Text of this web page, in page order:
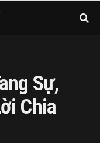
Sự,
Chia